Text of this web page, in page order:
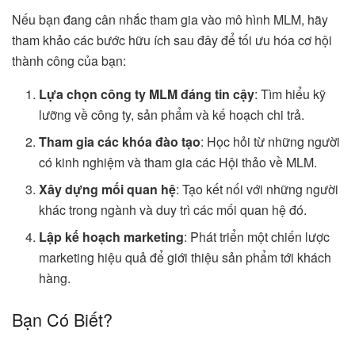
Nếu bạn đang cân nhắc tham gia vào mô hình MLM, hãy
tham khảo các bước hữu ích sau đây để tối ưu hóa cơ hội
thành công của bạn:
Lựa chọn công ty MLM đáng tin cậy: Tìm hiểu kỹ
lưỡng về công ty, sản phẩm và kế hoạch chi trả.
Tham gia các khóa đào tạo: Học hỏi từ những người
có kinh nghiệm và tham gia các Hội thảo về MLM.
Xây dựng mối quan hệ: Tạo kết nối với những người
khác trong ngành và duy trì các mối quan hệ đó.
Lập kế hoạch marketing: Phát triển một chiến lược
marketing hiệu quả để giới thiệu sản phẩm tới khách
hàng.
Bạn Có Biết?